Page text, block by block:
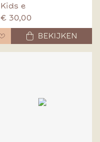
Kids e
€ 30,00
BEKIJKEN